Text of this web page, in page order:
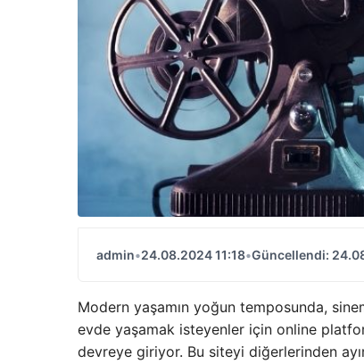
admin•24.08.2024 11:18•Güncellendi:
Modern yaşamın yoğun temposunda,
evde yaşamak isteyenler için online
devreye giriyor. Bu siteyi diğerlerinden